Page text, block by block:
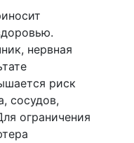
нервная
риск
сосудов,
ограничения